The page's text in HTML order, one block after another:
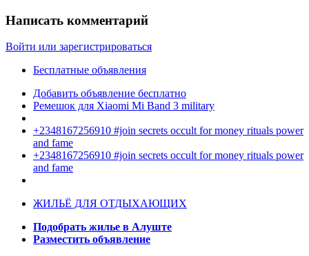
Написать комментарий
Войти или зарегистрироваться
Бесплатные объявления
Добавить объявление бесплатно
Ремешок для Xiaomi Mi Band 3 military
+2348167256910 #join secrets occult for money rituals power
and fame
+2348167256910 #join secrets occult for money rituals power
and fame
ЖИЛЬЁ ДЛЯ ОТДЫХАЮЩИХ
Подобрать жилье в Алуште
Разместить объявление